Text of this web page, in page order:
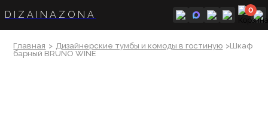
DIZAINAZONA 0
Главная > Дизайнерские тумбы и комоды в гостиную >Шкаф
барный BRUNO WINE